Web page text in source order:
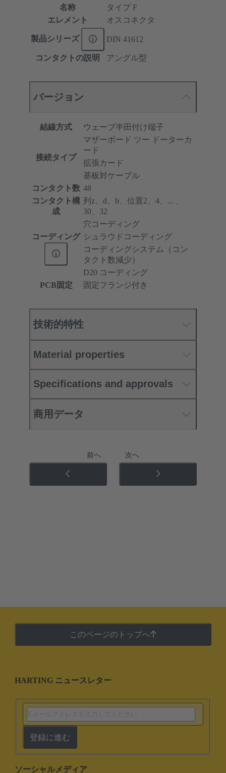
名称
タイプ F
エレメント
オスコネクタ
製品シリーズ DIN 41612
コンタクトの説明 アングル型
バージョン
結線方式 ウェーブ半田付け端子
接続タイプ
マザーボード ツー ドーターカ
ード
拡張カード
基板対ケーブル
コンタクト数 48
コンタクト構
成
列z、d、b、位置2、4、... 、
30、32
コーディング
穴コーディング
シュラウドコーディング
コーディングシステム（コン
タクト数減少）
D20 コーディング
PCB固定
固定フランジ付き
技術的特性
Material properties
Specifications and approvals
商用データ
前へ 次へ
このページのトップへ
HARTING ニュースレター
登録に進む
ソーシャルメディア